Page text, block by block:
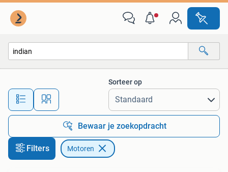
Alle afstanden…
Sorteer op
Bewaar je zoekopdracht
Filters Motoren